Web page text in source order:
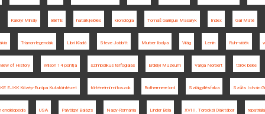
Károlyi Mihály BBTE határkijelölés kronológia Tomáš Garrigue Masaryk Index Gali Máté
Trianon-legendák Libri Kiadó Steve Jobbitt Murber Ibolya Világ Lenin Ruhr-vidék
of History Wilson 14 pontja szimbolikus térfoglalás Erdélyi Múzeum Varga Norbert török béke
EJKK Közép-Európa Kutatóintézet történelmi mítoszok Rothermere lord Szilágyillésfalva Szűts István
enciklopédia USA Pálvölgyi Balázs Nagy-Románia Linder Béla XVIII. Torockói Diáktábor